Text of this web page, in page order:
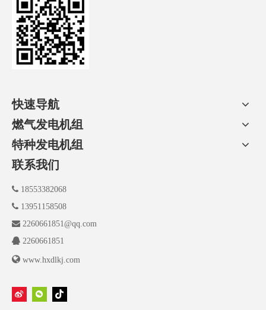
快速导航
燃气发电机组
特种发电机组
联系我们
 18553382068
 13951158508
 2260661851@qq.com
 2260661851
 www.hxdlkj.com